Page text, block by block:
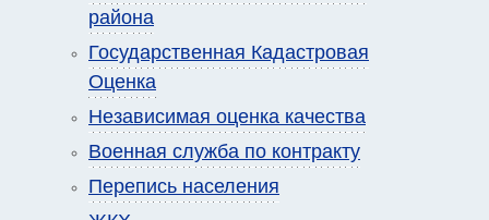
района
Государственная Кадастровая
Оценка
Независимая оценка качества
Военная служба по контракту
Перепись населения